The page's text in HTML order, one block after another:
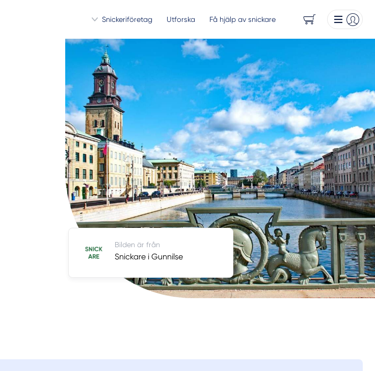
Snickeriföretag Utforska Få hjälp av snickare
Bilden är från
Snickare i Gunnilse